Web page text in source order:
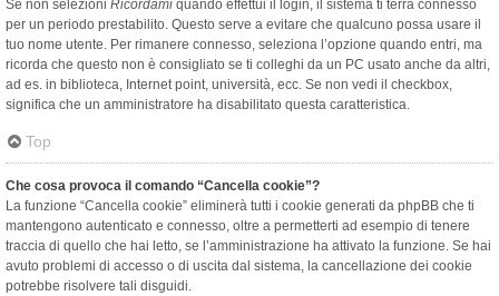
Se non selezioni Ricordami quando effettui il login, il sistema ti terrà connesso
per un periodo prestabilito. Questo serve a evitare che qualcuno possa usare il
tuo nome utente. Per rimanere connesso, seleziona l’opzione quando entri, ma
ricorda che questo non è consigliato se ti colleghi da un PC usato anche da altri,
ad es. in biblioteca, Internet point, università, ecc. Se non vedi il checkbox,
significa che un amministratore ha disabilitato questa caratteristica.
Top
Che cosa provoca il comando “Cancella cookie”?
La funzione “Cancella cookie” eliminerà tutti i cookie generati da phpBB che ti
mantengono autenticato e connesso, oltre a permetterti ad esempio di tenere
traccia di quello che hai letto, se l’amministrazione ha attivato la funzione. Se hai
avuto problemi di accesso o di uscita dal sistema, la cancellazione dei cookie
potrebbe risolvere tali disguidi.